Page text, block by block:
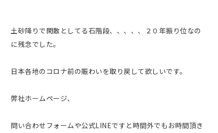
土砂降りで閑散としてる石階段、、、、、２０年振り位なの
に残念でした。
日本各地のコロナ前の賑わいを取り戻して欲しいです。
弊社ホームページ、
問い合わせフォームや公式LINEですと時間外でもお時間頂き